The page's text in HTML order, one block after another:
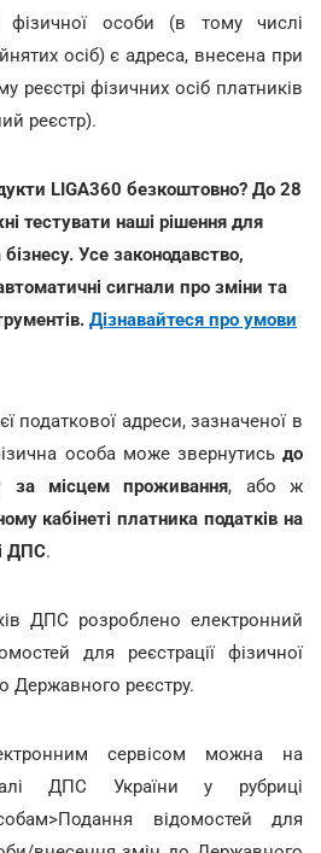
особи (в тому числі
осіб) є адреса, внесена при
реєстрі фізичних осіб платників
реєстр).
LIGA360 безкоштовно? До 28
тестувати наші рішення для
Усе законодавство,
сигнали про зміни та
Дізнавайтеся про умови
податкової адреси, зазначеної в
особа може звернутись до
за місцем проживання, або ж
кабінеті платника податків на
ДПС.
ДПС розроблено електронний
для реєстрації фізичної
Державного реєстру.
сервісом можна на
ДПС України у рубриці
відомостей для